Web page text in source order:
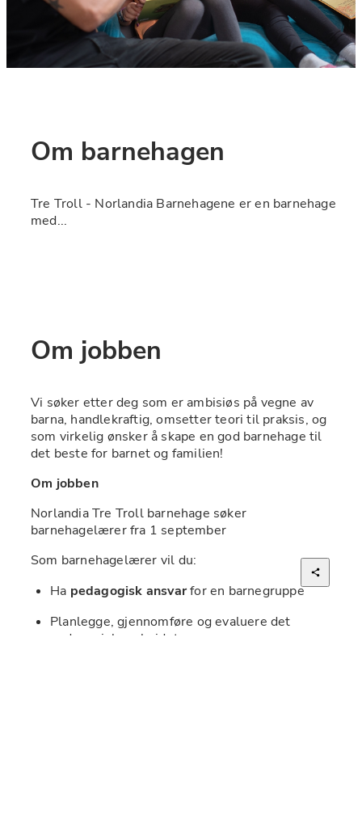
Om barnehagen
Tre Troll - Norlandia Barnehagene er en barnehage
med...
Om jobben
Vi søker etter deg som er ambisiøs på vegne av
barna, handlekraftig, omsetter teori til praksis, og
som virkelig ønsker å skape en god barnehage til
det beste for barnet og familien!
Om jobben
Norlandia Tre Troll barnehage søker
barnehagelærer fra 1 september
Som barnehagelærer vil du:
Ha pedagogisk ansvar for en barnegruppe
Planlegge, gjennomføre og evaluere det
pedagogiske arbeidet